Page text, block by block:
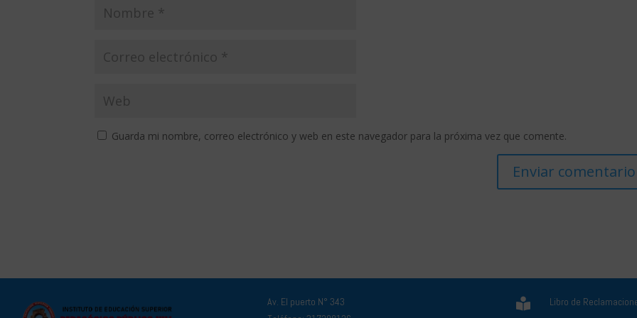
Guarda mi nombre, correo electrónico y web en este navegador para la próxima vez que comente.
Av. El puerto N° 343
 Libro de